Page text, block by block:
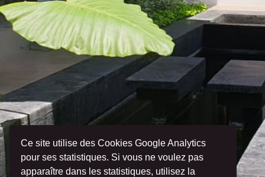
Ce site utilise des Cookies Google Analytics
pour ses statistiques. Si vous ne voulez pas
apparaître dans les statistiques, utilisez la